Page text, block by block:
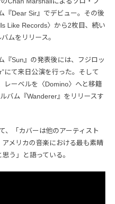
『Dear Sir』でデビュー。その後
Like Records〉から2枚目、続い
ムをリリース。
『Sun』の発表後には、フジロッ
にて来日公演を行った。そして
レーベルを〈Domino〉へと移籍
バム『Wanderer』をリリースす
、「カバーは他のアーティスト
メリカの音楽における最も素晴
う」と語っている。